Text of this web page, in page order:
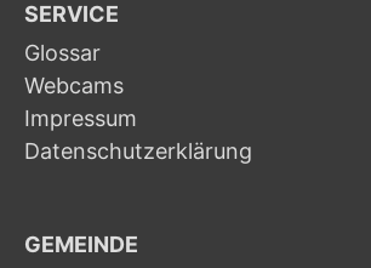
SERVICE
Glossar
Webcams
Impressum
Datenschutzerklärung
GEMEINDE